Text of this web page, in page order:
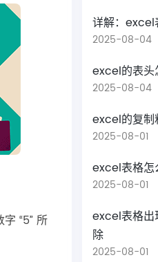
“5” 所
详解：excel
2025-08-04
excel的表头
2025-08-04
excel的复制
2025-08-01
excel表格怎
2025-08-01
excel表格出
除
2025-08-01